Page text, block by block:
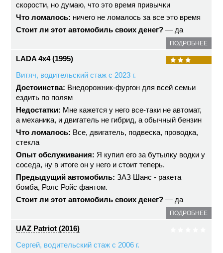
скорости, но думаю, что это время привычки
Что ломалось: ничего не ломалось за все это время
Стоит ли этот автомобиль своих денег? — да
ПОДРОБНЕЕ
LADA 4x4 (1995)
Витяч, водительский стаж с 2023 г.
Достоинства: Внедорожник-фургон для всей семьи
ездить по полям
Недостатки: Мне кажется у него все-таки не автомат,
а механика, и двигатель не гибрид, а обычный бензин
Что ломалось: Все, двигатель, подвеска, проводка,
стекла
Опыт обслуживания: Я купил его за бутылку водки у
соседа, ну в итоге он у него и стоит теперь.
Предыдущий автомобиль: ЗАЗ Шанс - ракета
бомба, Ролс Ройс фантом.
Стоит ли этот автомобиль своих денег? — да
ПОДРОБНЕЕ
UAZ Patriot (2016)
Сергей, водительский стаж с 2006 г.